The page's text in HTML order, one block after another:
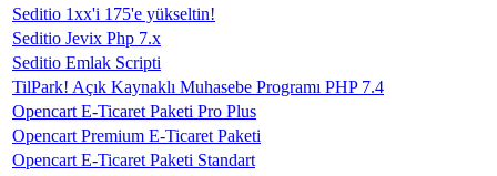
Seditio 1xx'i 175'e yükseltin!
Seditio Jevix Php 7.x
Seditio Emlak Scripti
TilPark! Açık Kaynaklı Muhasebe Programı PHP 7.4
Opencart E-Ticaret Paketi Pro Plus
Opencart Premium E-Ticaret Paketi
Opencart E-Ticaret Paketi Standart